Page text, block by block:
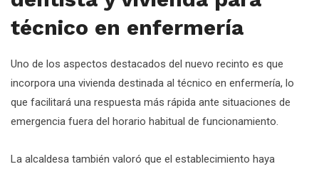
técnico en enfermería
Uno de los aspectos destacados del nuevo recinto es que
incorpora una vivienda destinada al técnico en enfermería, lo
que facilitará una respuesta más rápida ante situaciones de
emergencia fuera del horario habitual de funcionamiento.
La alcaldesa también valoró que el establecimiento haya